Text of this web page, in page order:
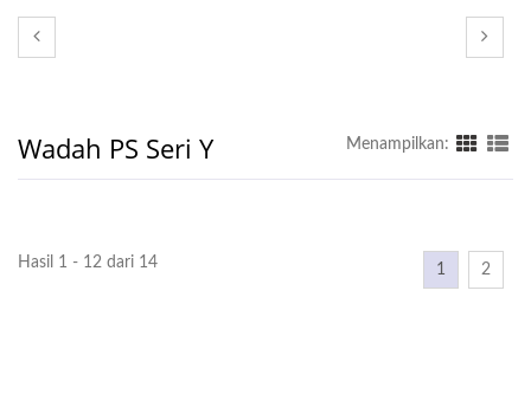
Wadah PS Seri Y Menampilkan:
Hasil 1 - 12 dari 14 1 2